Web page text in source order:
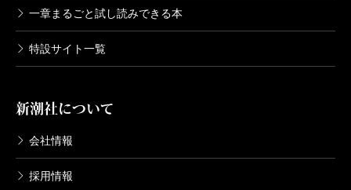
一章まるごと試し読みできる本
特設サイト一覧
新潮社について
会社情報
採用情報